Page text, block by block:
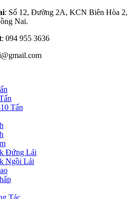
: Số 12, Đường 2A, KCN Biên Hòa 2,
Nai.
: 094 955 3636
Tấn
Đứng Lái
Ngồi Lái
Tác